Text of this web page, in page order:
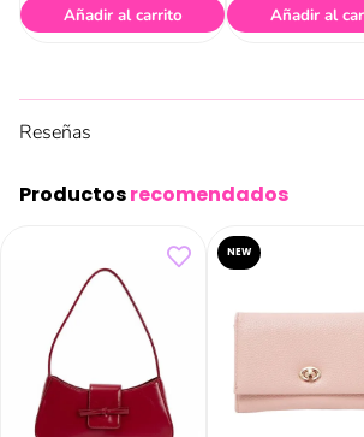
Añadir al carrito Añadir al
Reseñas
Productosrecomendados
NEW